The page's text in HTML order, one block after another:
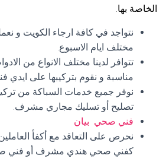
الخاصة بها.
نتواجد في كافة ارجاء الكويت و
مختلف ايام الاسبوع.
تتوافر لدينا مختلف الانواع من
مناسبة و نقوم بتركيبها على ايدي
نوفر جميع خدمات السباكة من
تصليح أو تسليك مجاري مشرف.
فني صحي بيان
نحرص على التعاقد مع أكفأ
كفني صحي هندي مشرف أو فني